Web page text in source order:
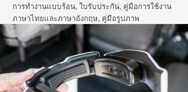
การทำงานแบบร้อน, ใบรับประกัน, คู่มือการใช้งาน
ภาษาไทยและภาษาอังกฤษ, คู่มือรูปภาพ